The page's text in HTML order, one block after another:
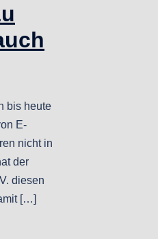
bis heute
E-
nicht in
der
diesen
[…]